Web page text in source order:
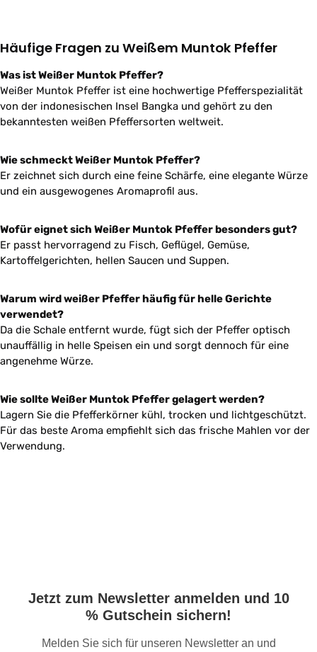
Häufige Fragen zu Weißem Muntok Pfeffer
Was ist Weißer Muntok Pfeffer?
Weißer Muntok Pfeffer ist eine hochwertige Pfefferspezialität
von der indonesischen Insel Bangka und gehört zu den
bekanntesten weißen Pfeffersorten weltweit.
Wie schmeckt Weißer Muntok Pfeffer?
Er zeichnet sich durch eine feine Schärfe, eine elegante Würze
und ein ausgewogenes Aromaprofil aus.
Wofür eignet sich Weißer Muntok Pfeffer besonders gut?
Er passt hervorragend zu Fisch, Geflügel, Gemüse,
Kartoffelgerichten, hellen Saucen und Suppen.
Warum wird weißer Pfeffer häufig für helle Gerichte
verwendet?
Da die Schale entfernt wurde, fügt sich der Pfeffer optisch
unauffällig in helle Speisen ein und sorgt dennoch für eine
angenehme Würze.
Wie sollte Weißer Muntok Pfeffer gelagert werden?
Lagern Sie die Pfefferkörner kühl, trocken und lichtgeschützt.
Für das beste Aroma empfiehlt sich das frische Mahlen vor der
Verwendung.
Jetzt zum Newsletter anmelden und 10
% Gutschein sichern!
Melden Sie sich für unseren Newsletter an und